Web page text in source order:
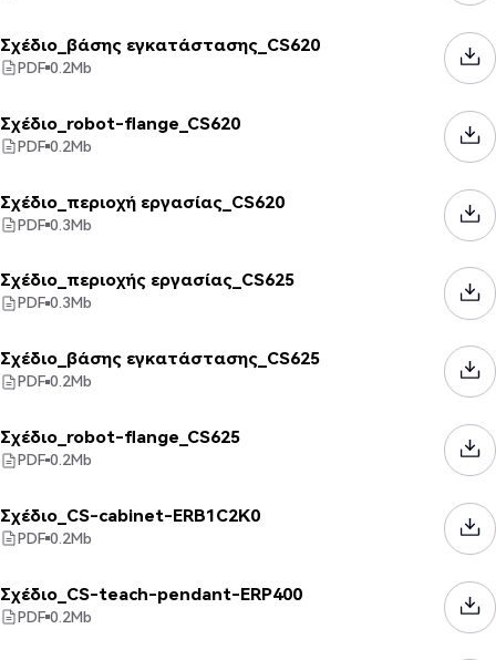
Σχέδιο_βάσης εγκατάστασης_CS620
PDF 0.2Mb
Σχέδιο_robot-flange_CS620
PDF 0.2Mb
Σχέδιο_περιοχή εργασίας_CS620
PDF 0.3Mb
Σχέδιο_περιοχής εργασίας_CS625
PDF 0.3Mb
Σχέδιο_βάσης εγκατάστασης_CS625
PDF 0.2Mb
Σχέδιο_robot-flange_CS625
PDF 0.2Mb
Σχέδιο_CS-cabinet-ERB1C2K0
PDF 0.2Mb
Σχέδιο_CS-teach-pendant-ERP400
PDF 0.2Mb